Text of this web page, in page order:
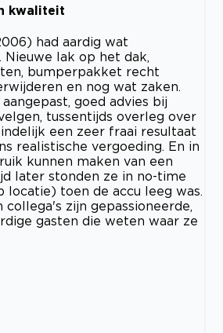
kwaliteit
had aardig wat
Nieuwe lak op het dak,
bumperpakket recht
en nog wat zaken.
goed advies bij
tussentijds overleg over
een zeer fraai resultaat
realistische vergoeding. En in
kunnen maken van een
later stonden ze in no-time
locatie) toen de accu leeg was.
collega's zijn gepassioneerde,
gasten die weten waar ze